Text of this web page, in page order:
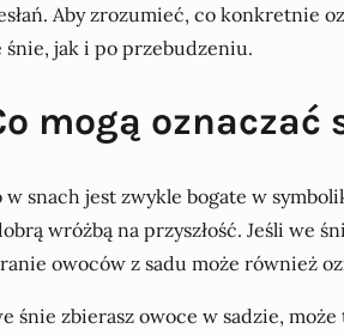
Aby zrozumieć, co konkretnie
jak i po przebudzeniu.
mogą oznaczać
snach jest zwykle bogate w
wróżbą na przyszłość. Jeśli
owoców z sadu może również
śnie zbierasz owoce w sadzie,